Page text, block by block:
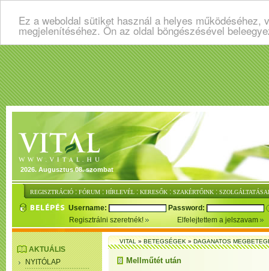
Ez a weboldal sütiket használ a helyes
megjelenítéséhez. Ön az oldal böngészésével
2026. Augusztus 08. szombat
REGISZTRÁCIÓ : FÓRUM : HÍRLEVÉL : KERESŐK : SZAKÉRTŐINK :
Username:
Password:
Regisztrálni szeretnék!
Elfelejtettem a jelszavam
AKTUÁLIS
NYITÓLAP
VITAL»BETEGSÉGEK»DAGANATOS
Mellműtét után